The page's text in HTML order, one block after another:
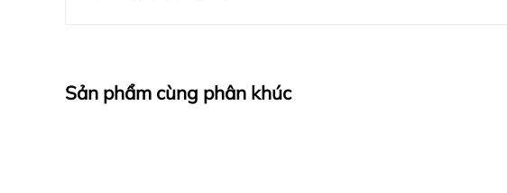
Sản phẩm cùng phân khúc